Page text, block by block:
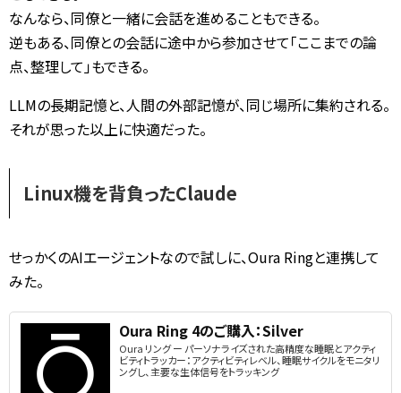
なんなら、同僚と一緒に会話を進めることもできる。
逆もある、同僚との会話に途中から参加させて「ここまでの論
点、整理して」もできる。
LLMの長期記憶と、人間の外部記憶が、同じ場所に集約される。
それが思った以上に快適だった。
Linux機を背負ったClaude
せっかくのAIエージェントなので試しに、Oura Ringと連携して
みた。
Oura Ring 4のご購入：Silver
Oura リング ー パーソナライズされた高精度な睡眠とアクティ
ビティトラッカー：アクティビティレベル、睡眠サイクルをモニタリ
ングし、主要な生体信号をトラッキング